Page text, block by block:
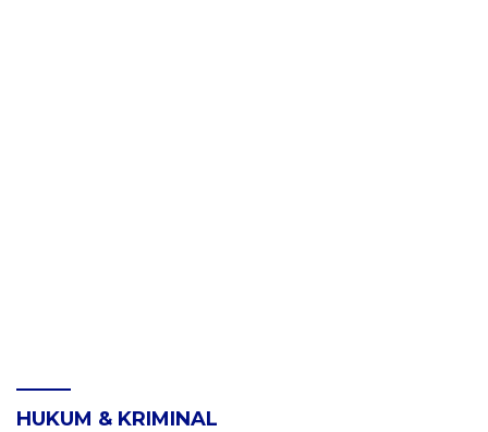
HUKUM & KRIMINAL